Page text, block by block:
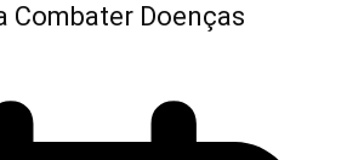
Combater Doenças